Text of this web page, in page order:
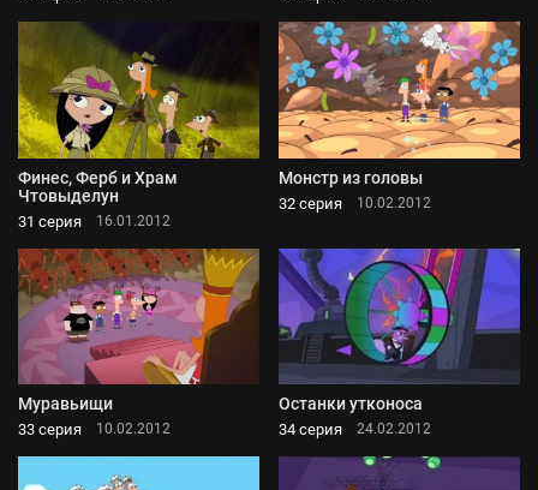
Финес, Ферб и Храм
Чтовыделун
31 серия 16.01.2012
Монстр из головы
32 серия 10.02.2012
Муравьищи
33 серия 10.02.2012
Останки утконоса
34 серия 24.02.2012